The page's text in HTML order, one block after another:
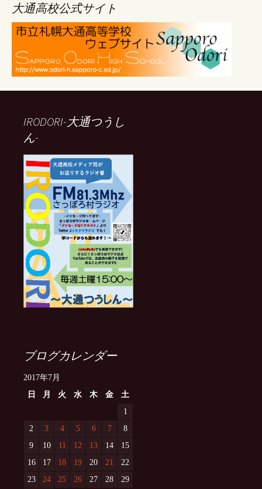
ブ
大通高校公式サイト
IRODORI-大通つうし
ん-
ブログカレンダー
2017年7月
日
月 火 水 木 金
土
1
2
3 4 5 6 7
8
9
10 11 12 13 14
15
16
17 18 19 20 21
22
23
24 25 26 27 28 29